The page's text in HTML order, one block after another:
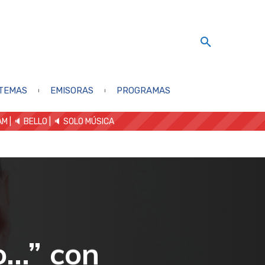
EMISORAS PROGRAMAS
| 🔈 BELLO 🔈 SOLO MÚSICA
con